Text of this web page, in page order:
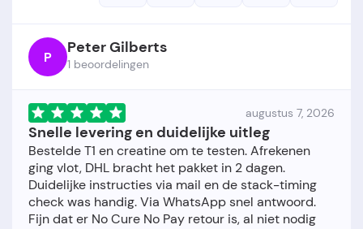
P Peter Gilberts
1 beoordelingen
augustus 7, 2026
Snelle levering en duidelijke uitleg
Bestelde T1 en creatine om te testen. Afrekenen
ging vlot, DHL bracht het pakket in 2 dagen.
Duidelijke instructies via mail en de stack-timing
check was handig. Via WhatsApp snel antwoord.
Fijn dat er No Cure No Pay retour is, al niet nodig